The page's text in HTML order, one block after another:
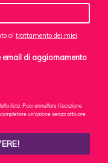
al trattamento dei miei
email di aggiornamento
lista. Puoi annullare l'iscrizione
un'azione senza attivare